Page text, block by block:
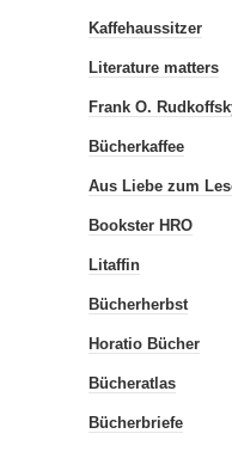
Kaffehaussitzer
Literature matters
Frank O.
Bücherkaffee
Aus Liebe zum
Bookster HRO
Litaffin
Bücherherbst
Horatio Bücher
Bücheratlas
Bücherbriefe